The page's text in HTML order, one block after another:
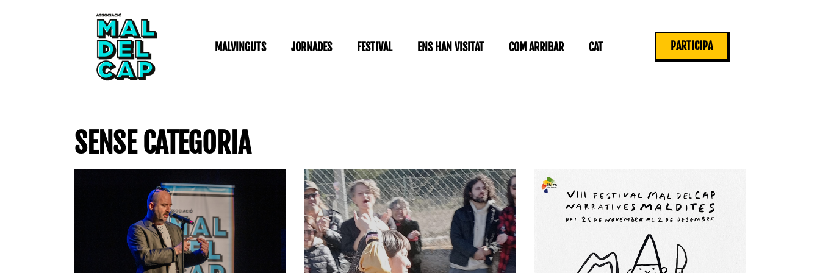
MALVINGUTS JORNADES FESTIVAL ENS HAN VISITAT COM ARRIBAR CAT PARTICIPA
SENSE CATEGORIA